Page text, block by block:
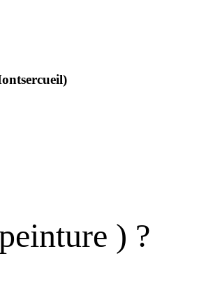
) ?